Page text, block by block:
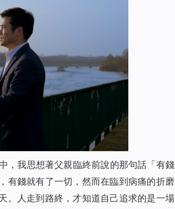
，我思想著父親臨終前說的那句話「有錢
有錢就有了一切，然而在臨到病痛的折磨
。人走到路終，才知道自己追求的是一場